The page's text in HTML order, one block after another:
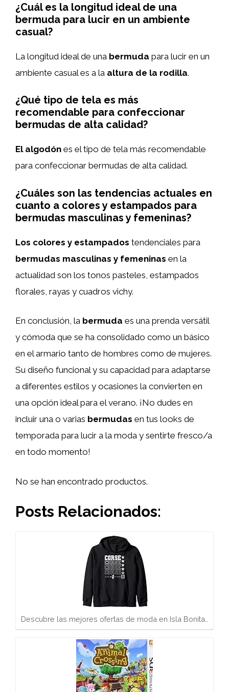
¿Cuál es la longitud ideal de una
bermuda para lucir en un ambiente
casual?
La longitud ideal de una bermuda para lucir en un
ambiente casual es a la altura de la rodilla.
¿Qué tipo de tela es más
recomendable para confeccionar
bermudas de alta calidad?
El algodón es el tipo de tela más recomendable
para confeccionar bermudas de alta calidad.
¿Cuáles son las tendencias actuales en
cuanto a colores y estampados para
bermudas masculinas y femeninas?
Los colores y estampados tendenciales para
bermudas masculinas y femeninas en la
actualidad son los tonos pasteles, estampados
florales, rayas y cuadros vichy.
En conclusión, la bermuda es una prenda versátil
y cómoda que se ha consolidado como un básico
en el armario tanto de hombres como de mujeres.
Su diseño funcional y su capacidad para adaptarse
a diferentes estilos y ocasiones la convierten en
una opción ideal para el verano. ¡No dudes en
incluir una o varias bermudas en tus looks de
temporada para lucir a la moda y sentirte fresco/a
en todo momento!
No se han encontrado productos.
Posts Relacionados:
Descubre las mejores ofertas de moda en Isla Bonita…